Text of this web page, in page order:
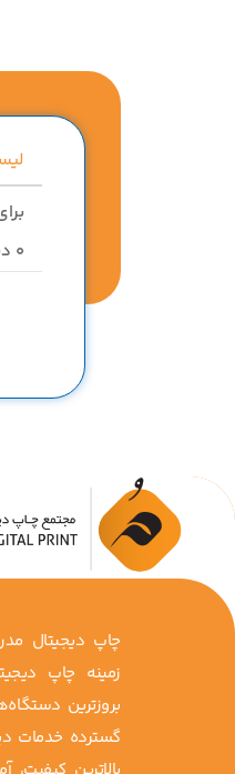
0
زمینه چاپ
بروزترین
گسترده خدمات